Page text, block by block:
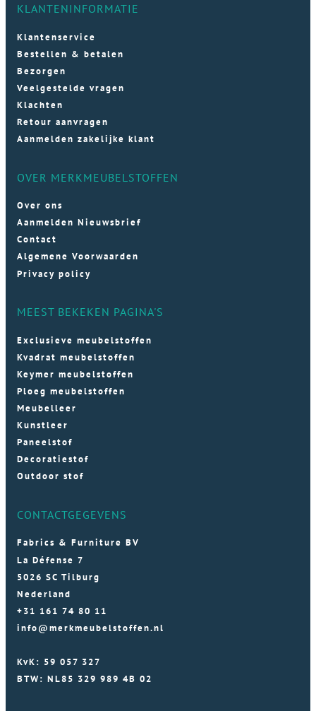
KLANTENINFORMATIE
Klantenservice
Bestellen & betalen
Bezorgen
Veelgestelde vragen
Klachten
Retour aanvragen
Aanmelden zakelijke klant
OVER MERKMEUBELSTOFFEN
Over ons
Aanmelden Nieuwsbrief
Contact
Algemene Voorwaarden
Privacy policy
MEEST BEKEKEN PAGINA'S
Exclusieve meubelstoffen
Kvadrat meubelstoffen
Keymer meubelstoffen
Ploeg meubelstoffen
Meubelleer
Kunstleer
Paneelstof
Decoratiestof
Outdoor stof
CONTACTGEGEVENS
Fabrics & Furniture BV
La Défense 7
5026 SC Tilburg
Nederland
+31 161 74 80 11
info@merkmeubelstoffen.nl
KvK: 59 057 327
BTW: NL85 329 989 4B 02